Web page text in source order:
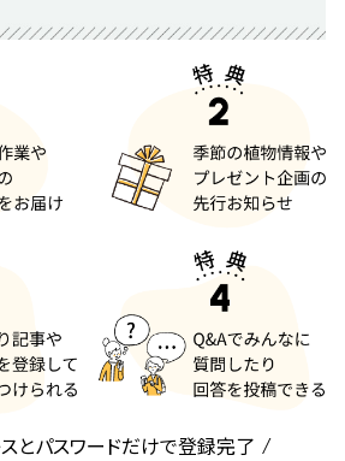
とパスワードだけで登録完了